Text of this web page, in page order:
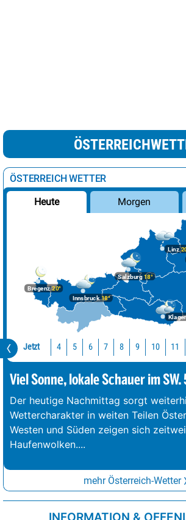
ÖSTERREICH WETTER
Heute Morgen
Bregenz20°
Innsbruck18°
Linz
Salzburg18°
Jetzt 4 5 6 7 8 9 10 11
Viel Sonne, lokale Schauer im
Der heutige Nachmittag sorgt
Wettercharakter in weiten Teilen
Westen und Süden zeigen sich
Haufenwolken....
mehr Österreich-Wetter
INFORMATION &